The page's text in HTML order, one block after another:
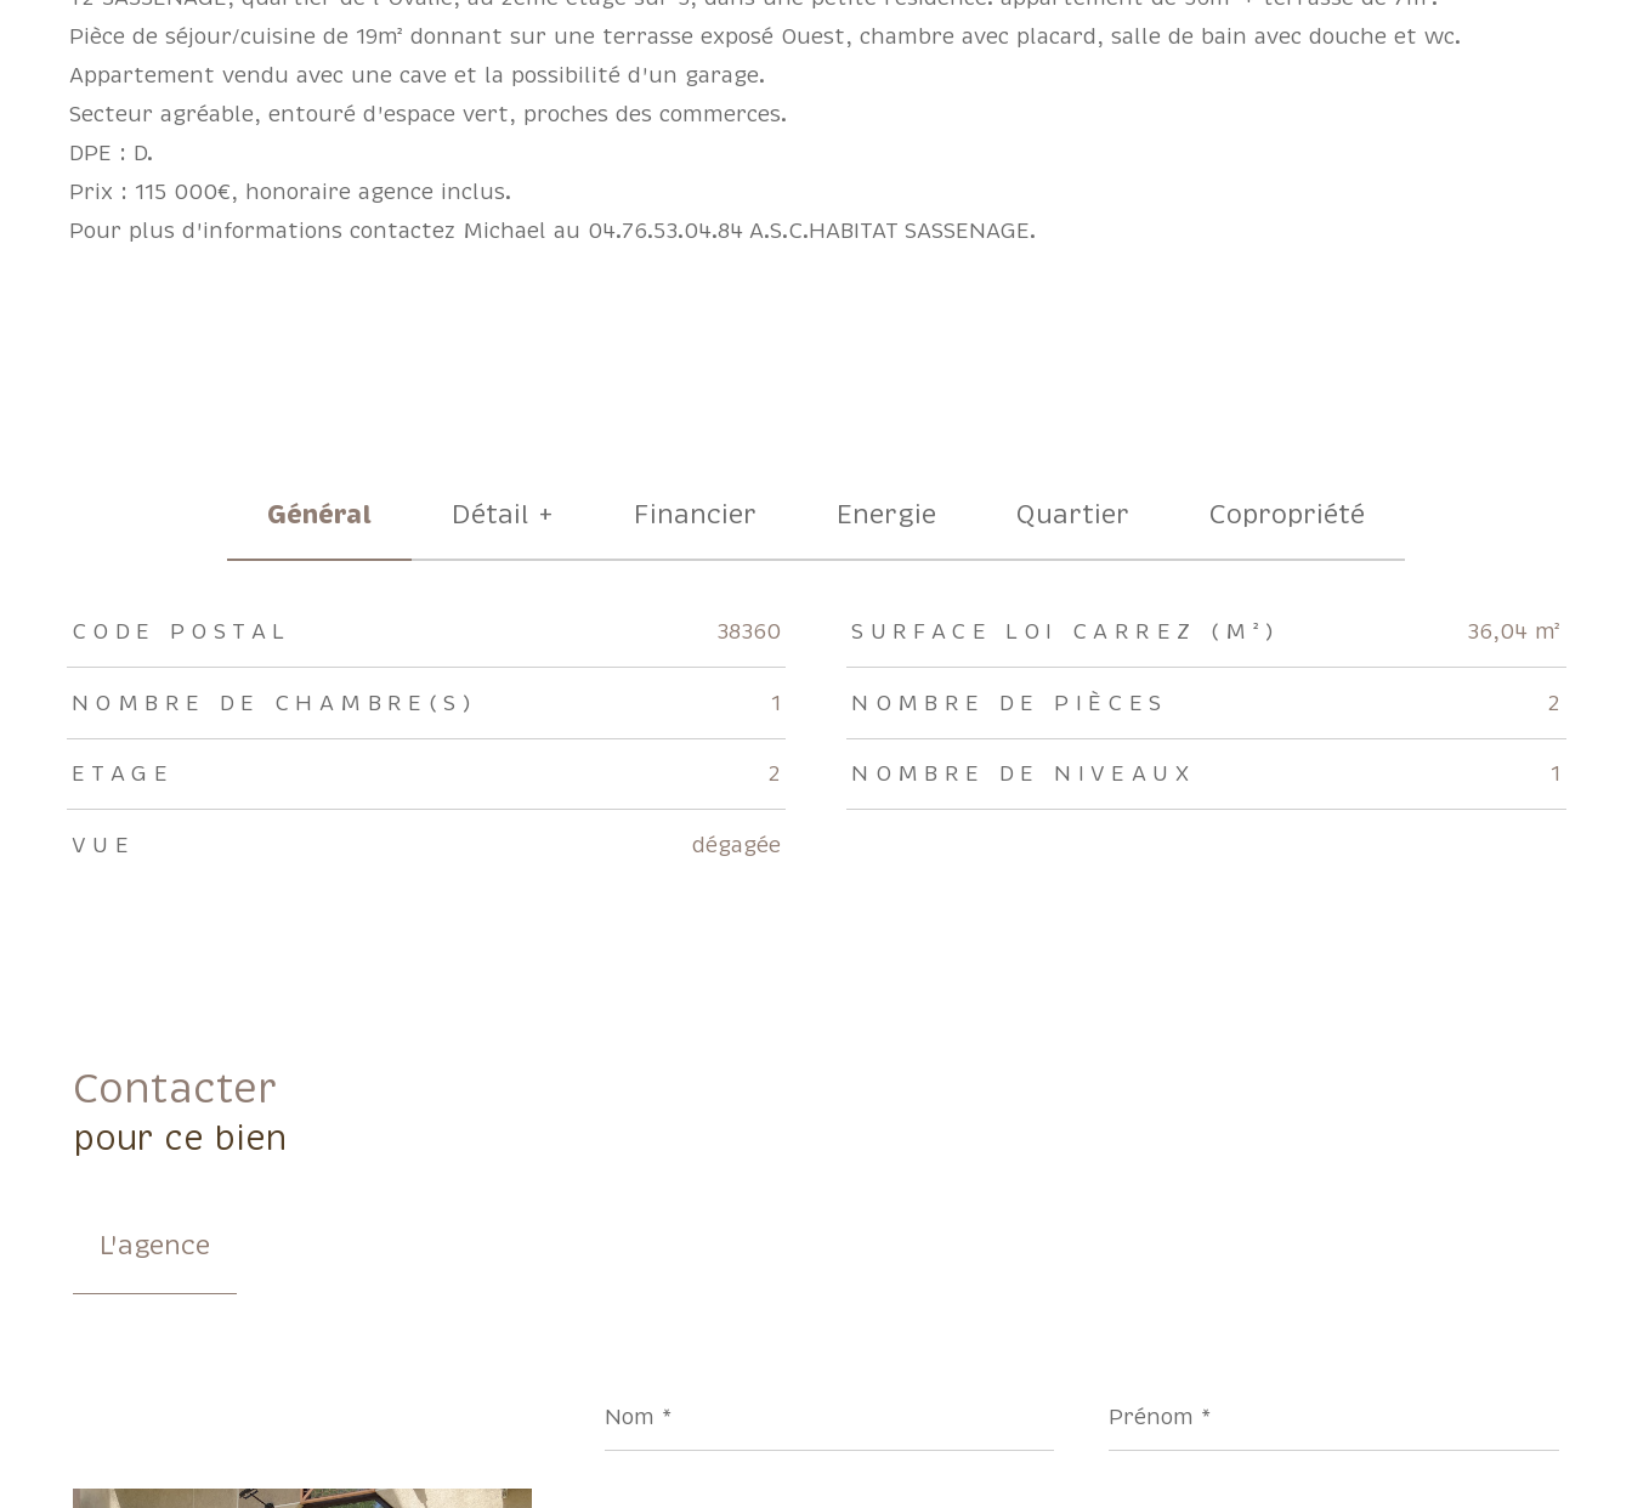
Pièce de séjour/cuisine de 19m² donnant sur une terrasse exposé Ouest, chambre avec placard, salle de bain avec douche et wc.
Appartement vendu avec une cave et la possibilité d'un garage.
Secteur agréable, entouré d'espace vert, proches des commerces.
DPE : D.
Prix : 115 000€, honoraire agence inclus.
Pour plus d'informations contactez Michael au 04.76.53.04.84 A.S.C.HABITAT SASSENAGE.
Général Détail + Financier Energie Quartier Copropriété
TRAD_ZEPHYR_Caracteristique
CODE POSTAL 38360 SURFACE LOI CARREZ (M²) 36,04 m²
NOMBRE DE CHAMBRE(S) 1 NOMBRE DE PIÈCES 2
ETAGE 2 NOMBRE DE NIVEAUX 1
VUE dégagée
Contacter
pour ce bien
L'agence
* *